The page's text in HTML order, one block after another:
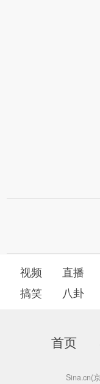
视频 直播
搞笑
八卦
首页
Sina.cn(